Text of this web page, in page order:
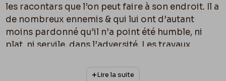
les racontars que l’on peut faire à son endroit. Il a
de nombreux ennemis & qui lui ont d’autant
moins pardonné qu’il n’a point été humble, ni
plat, ni servile, dans l’adversité. Les travaux
vivre l’ont retardé au point de vue de la réussite
Lire la suite